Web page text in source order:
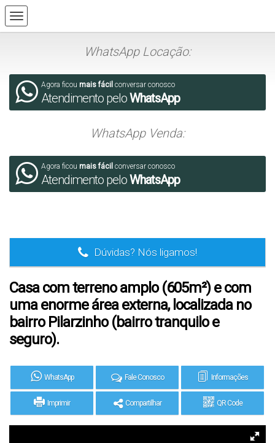
WhatsApp Locação:
Agora ficou mais fácil conversar conosco
Atendimento peloWhatsApp
WhatsApp Venda:
Agora ficou mais fácil conversar conosco
Atendimento peloWhatsApp
Dúvidas? Nós ligamos!
Casa com terreno amplo (605m²) e com
uma enorme área externa, localizada no
bairro Pilarzinho (bairro tranquilo e
seguro).
WhatsApp Fale Conosco Informações
Imprimir Compartilhar QR Code